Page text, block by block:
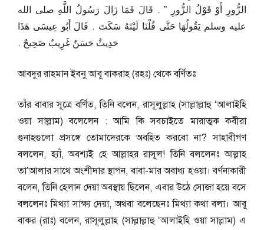
الزُّورِ أَوْ قَوْلُ الزُّورِ ‏”‏ ‏.‏ قَالَ فَمَا زَالَ رَسُولُ اللَّهِ صلى الله
عليه وسلم يَقُولُهَا حَتَّى قُلْنَا لَيْتَهُ سَكَتَ ‏.‏ قَالَ أَبُو عِيسَى هَذَا
حَدِيثٌ حَسَنٌ غَرِيبٌ صَحِيحٌ ‏.‏
আবদুর রাহমান ইবনু আবূ বাকরাহ (রহঃ) থেকে বর্ণিতঃ
তাঁর বাবার সূত্রে বর্ণিত, তিনি বলেন, রাসূলুল্লাহ (সাল্লাল্লাহু ‘আলাইহি
ওয়া সাল্লাম) বলেলেন : আমি কি সবচাইতে মারাত্মক কবীরা
গুনাহগুলো প্রসঙ্গে তোমাদেরকে অবহিত করবো না? সাহাবীগণ
বললেন, হ্যাঁ, অবশ্যই হে আল্লাহর রাসূল! তিনি বললেনঃ আল্লাহ
তা’আলার সাথে অংশীদার স্থাপন, বাবা-মার অবাধ্য হওয়া। বর্ণনাকারী
বলেন, তিনি হেলান দেয়া অবস্থায় ছিলেন, এবার উঠে সোজা হয়ে বসে
বললেনঃ মিথ্যা সাক্ষ্য দেয়া, অথবা বলেছেনঃ মিথ্যা কথা বলা। আবূ
বাকর (রাঃ) বলেন, রাসূলুল্লাহ (সাল্লাল্লাহু ‘আলাইহি ওয়া সাল্লাম) এ